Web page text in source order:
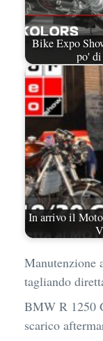
Bike Expo
po'
In arrivo il
Manutenzione
tagliando
BMW R 1250
scarico